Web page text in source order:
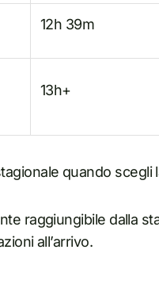
12h 39m
13h+
quando scegli
raggiungibile dalla
all’arrivo.